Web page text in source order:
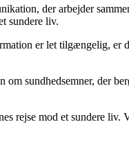
der arbejder
sundere liv.
er let tilgængelig,
sundhedsemner, der
rejse mod et sundere